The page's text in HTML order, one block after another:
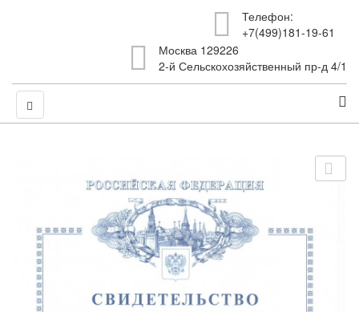
Телефон:
+7(499)181-19-61
Москва 129226
2-й Сельскохозяйственный пр-д 4/1